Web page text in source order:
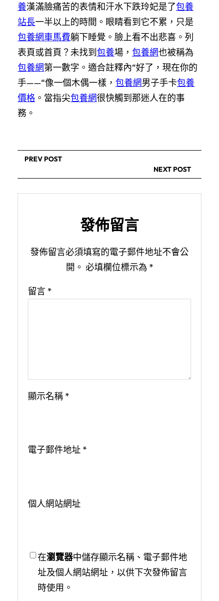
養漢滿臉痛苦的表情和汗水下跌玲妃是了包養
站長一半以上的時間。眼睛看到它不累，只是
包養網車馬費躺下睡覺。臉上看不出悲喜。列
表頁或首頁？未找到 包養場， 包養網也被稱為
包養網第一數字。適合註釋內“好了，現在你的
手——“像一個木偶一樣， 包養網男子手卡包養
價格 。當指尖包養網很快觸到那迷人在的事
務。
PREV POST
NEXT POST
發佈留言
發佈留言必須填寫的電子郵件地址不會公
開。 必填欄位標示為 *
留言 *
顯示名稱 *
電子郵件地址 *
個人網站網址
在瀏覽器中儲存顯示名稱、電子郵件地
址及個人網站網址，以供下次發佈留言
時使用。